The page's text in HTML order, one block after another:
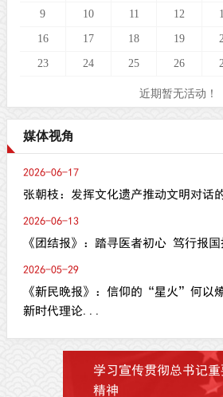
9 10 11 12
16 17 18 19
23 24 25 26
近期暂无活动！
媒体视角
2026-06-17
张朝枝：发挥文化遗产推动文明对话
2026-06-13
《团结报》：踏寻医者初心 笃行报国
2026-05-29
《新民晚报》：信仰的“星火”何
新时代理论...
学习宣传贯彻总书记
精神